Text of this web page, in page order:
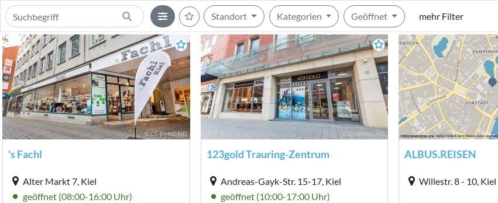
Standort Kategorien Geöffnet mehr Filter
© CC-BY-NC-ND
's Fachl
Alter Markt 7, Kiel
geöffnet (08:00-16:00 Uhr)
© CC-BY-NC-ND
123gold Trauring-Zentrum
Andreas-Gayk-Str. 15-17, Kiel
geöffnet (10:00-17:00 Uhr)
ALBUS.REISEN
Willestr. 8 - 10, Kiel